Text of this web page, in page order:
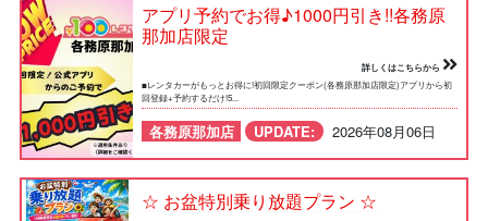
アプリ予約でお得♪1000円引き!!各務原
那加店限定
詳しくはこちらから
■レンタカーがもっとお得に!初回限定クーポン(各務原那加店限定)アプリから初
回登録+予約するだけ!5...
各務原那加店 UPDATE: 2026年08月06日
☆ お盆特別乗り放題プラン ☆